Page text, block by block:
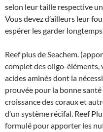
selon leur taille respective
Vous devez d’ailleurs leur
espérer les garder
Reef plus de Seachem.
complet des oligo-éléments,
acides aminés dont la
prouvée pour la bonne santé
croissance des coraux et
d’un système récifal. Reef
formulé pour apporter les